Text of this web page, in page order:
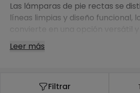
Las lámparas de pie rectas se
líneas limpias y diseño funcional,
convierte en una opción versátil
cualquier espacio del hogar u
Leer más
Filtrar